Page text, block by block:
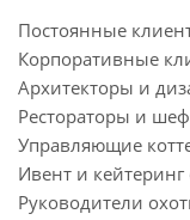
Постоянные
Корпоративные
Архитекторы и
Рестораторы и
Управляющие
Ивент и
Руководители